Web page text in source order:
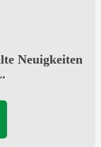
Neuigkeiten